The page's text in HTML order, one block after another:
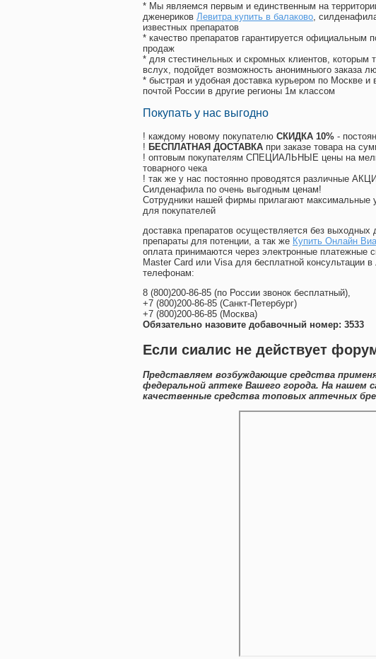
* Мы являемся первым и единственным на
дженериков Левитра купить в балаково,
известных препаратов
* качество препаратов гарантируется
продаж
* для стестинельных и скромных клиентов, которым
вслух, подойдет возможность анонимныого заказа
* быстрая и удобная доставка курьером по Москве и
почтой России в другие регионы 1м классом
Покупать у нас выгодно
! каждому новому покупателю СКИДКА 10% -
! БЕСПЛАТНАЯ ДОСТАВКА при заказе товара на
! оптовым покупателям СПЕЦИАЛЬНЫЕ цены на
товарного чека
! так же у нас постоянно проводятся различные
Силденафила по очень выгодным ценам!
Cотрудники нашей фирмы прилагают максимальные
для покупателей
доставка препаратов осуществляется без
препараты для потенции, а так же Купить Онлайн
оплата принимаются через электронные платежные
Master Card или Visa для бесплатной консультации
телефонам:
8 (800)200-86-85 (по России звонок бесплатный),
+7 (800)200-86-85 (Санкт-Петербург)
+7 (800)200-86-85 (Москва)
Обязательно назовите добавочный номер: 3533
Если сиалис не действует
Представляем возбуждающие средства
федеральной аптеке Вашего города. На нашем
качественные средства топовых аптечных